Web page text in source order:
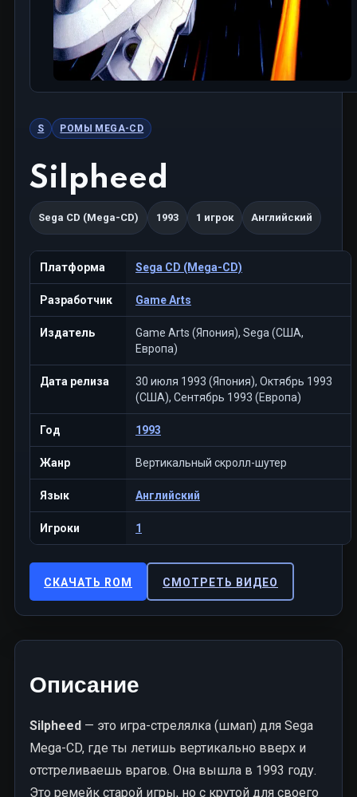
S РОМЫ MEGA-CD
Silpheed
Sega CD (Mega-CD) 1993 1 игрок Английский
Платформа Sega CD (Mega-CD)
Разработчик Game Arts
Издатель
Game Arts (Япония), Sega (США,
Европа)
Дата релиза
30 июля 1993 (Япония), Октябрь 1993
(США), Сентябрь 1993 (Европа)
Год 1993
Жанр Вертикальный скролл-шутер
Язык Английский
Игроки 1
СКАЧАТЬ ROM СМОТРЕТЬ ВИДЕО
Описание
Silpheed — это игра-стрелялка (шмап) для Sega
Mega-CD, где ты летишь вертикально вверх и
отстреливаешь врагов. Она вышла в 1993 году.
Это ремейк старой игры, но с крутой для своего